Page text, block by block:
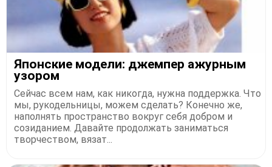
Японские модели: джемпер ажурным
узором
Сейчас всем нам, как никогда, нужна поддержка. Что
мы, рукодельницы, можем сделать? Конечно же,
наполнять пространство вокруг себя добром и
созиданием. Давайте продолжать заниматься
творчеством, вязат...